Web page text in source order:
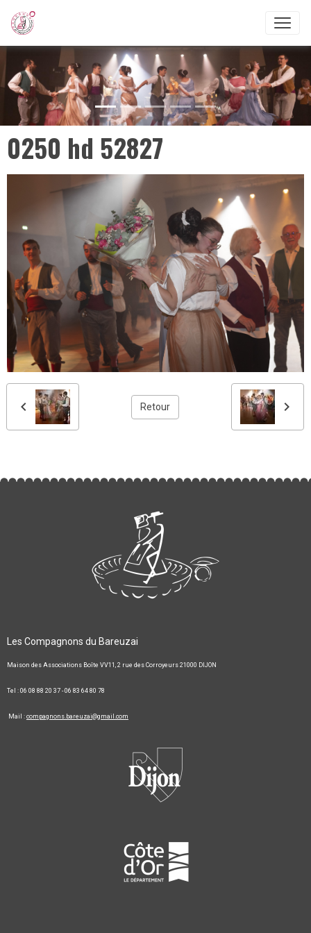
0250 hd 52827
Retour
Les Compagnons du Bareuzai
Maison des Associations Boîte VV11, 2 rue des Corroyeurs 21000 DIJON
Tel : 06 08 88 20 37 - 06 83 64 80 78
Mail : compagnons.bareuzai@gmail.com